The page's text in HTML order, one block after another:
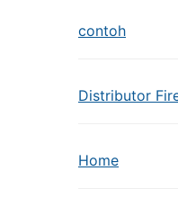
contoh
Distributor
Home